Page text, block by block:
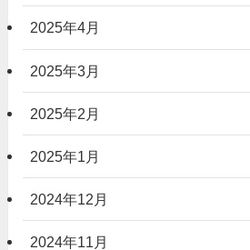
2025年4月
2025年3月
2025年2月
2025年1月
2024年12月
2024年11月